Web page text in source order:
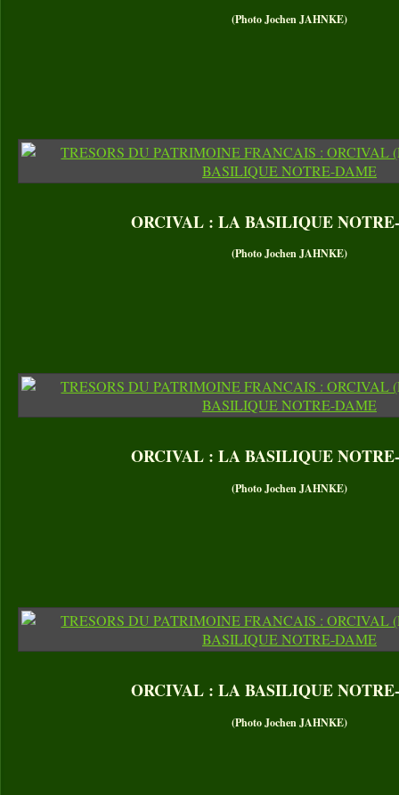
(Photo Jochen JAHNKE)
ORCIVAL : LA BASILIQUE
(Photo Jochen JAHNKE)
ORCIVAL : LA BASILIQUE
(Photo Jochen JAHNKE)
ORCIVAL : LA BASILIQUE
(Photo Jochen JAHNKE)